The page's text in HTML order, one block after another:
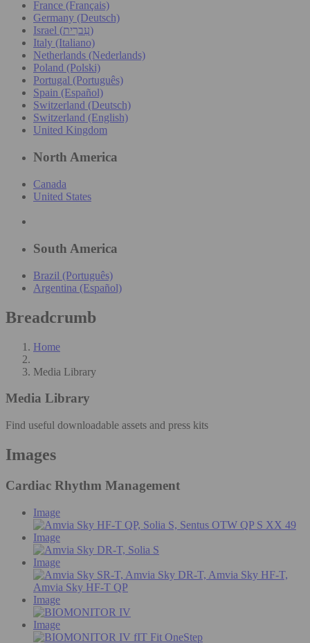
France (Français)
Germany (Deutsch)
Israel (עִברִית)
Italy (Italiano)
Netherlands (Nederlands)
Poland (Polski)
Portugal (Português)
Spain (Español)
Switzerland (Deutsch)
Switzerland (English)
United Kingdom
North America
Canada
United States
South America
Brazil (Português)
Argentina (Español)
Breadcrumb
Home
Media Library
Media Library
Find useful downloadable assets and press kits
Images
Cardiac Rhythm Management
Image
Image
Image
Image
Image